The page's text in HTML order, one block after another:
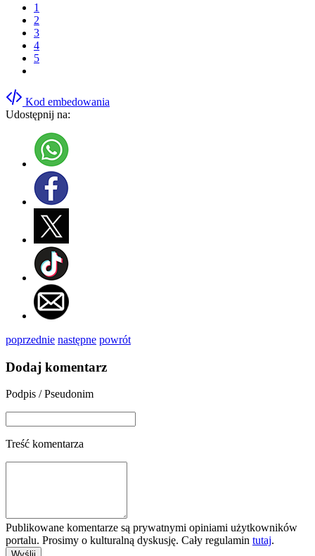
1
2
3
4
5
Kod embedowania
Udostępnij na:
poprzednie następne powrót
Dodaj komentarz
Podpis / Pseudonim
Treść komentarza
Publikowane komentarze są prywatnymi opiniami użytkowników
portalu. Prosimy o kulturalną dyskusję. Cały regulamin tutaj.